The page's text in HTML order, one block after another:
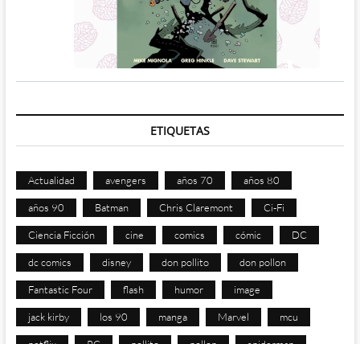
ETIQUETAS
Actualidad avengers años 70 años 80
años 90 Batman Chris Claremont Ci-Fi
Ciencia Ficción cine comics cómic DC
dc comics disney don pollito don pollon
Fantastic Four flash humor image
jack kirby los 90 manga Marvel mcu